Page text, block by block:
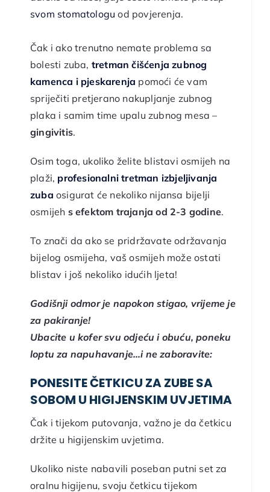
svom stomatologu od povjerenja.
Čak i ako trenutno nemate problema sa
bolesti zuba, tretman čišćenja zubnog
kamenca i pjeskarenja pomoći će vam
spriječiti pretjerano nakupljanje zubnog
plaka i samim time upalu zubnog mesa –
gingivitis.
Osim toga, ukoliko želite blistavi osmijeh na
plaži, profesionalni tretman izbjeljivanja
zuba osigurat će nekoliko nijansa bijelji
osmijeh s efektom trajanja od 2-3 godine.
To znači da ako se pridržavate održavanja
bijelog osmijeha, vaš osmijeh može ostati
blistav i još nekoliko idućih ljeta!
Godišnji odmor je napokon stigao, vrijeme je
za pakiranje!
Ubacite u kofer svu odjeću i obuću, poneku
loptu za napuhavanje…i ne zaboravite:
PONESITE ČETKICU ZA ZUBE SA
SOBOM U HIGIJENSKIM UVJETIMA
Čak i tijekom putovanja, važno je da četkicu
držite u higijenskim uvjetima.
Ukoliko niste nabavili poseban putni set za
oralnu higijenu, svoju četkicu tijekom